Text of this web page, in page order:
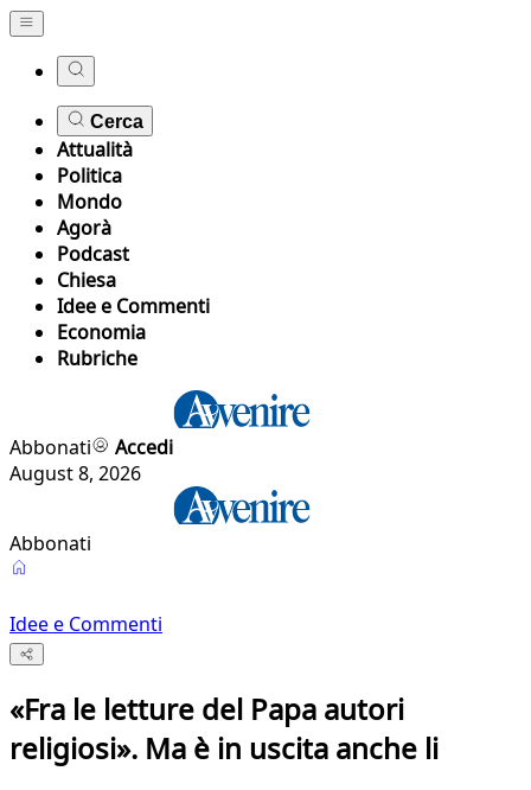
Cerca
Attualità
Politica
Mondo
Agorà
Podcast
Chiesa
Idee e Commenti
Economia
Rubriche
Abbonati
Accedi
August 8, 2026
Abbonati
Idee e Commenti
«Fra le letture del Papa autori
religiosi». Ma è in uscita anche li